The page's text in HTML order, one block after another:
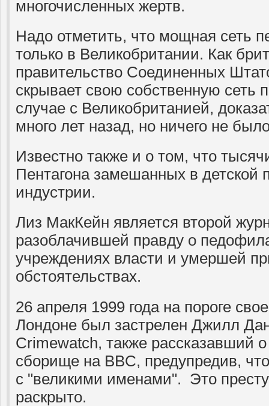
многочисленных жертв.
Надо отметить, что мощная сеть
только в Великобритании. Как
правительство Соединенных
скрывает свою собственную сеть
случае с Великобританией,
много лет назад, но ничего не
Известно также и о том, что
Пентагона замешанных в детской
индустрии.
Лиз МакКейн является второй
разоблачившей правду о
учреждениях власти и умершей
обстоятельствах.
26 апреля 1999 года на пороге
Лондоне был застрелен Джилл
Crimewatch, также рассказавший
сборище на BBC, предупредив,
с "великими именами". Это
раскрыто.